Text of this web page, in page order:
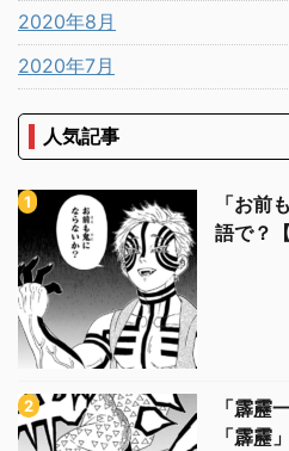
2020年8月
2020年7月
人気記事
「お前
語で？
「霹靂
「霹靂